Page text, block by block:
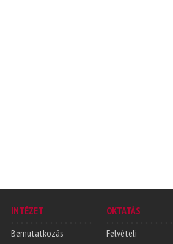
INTÉZET
Bemutatkozás
OKTATÁS
Felvételi